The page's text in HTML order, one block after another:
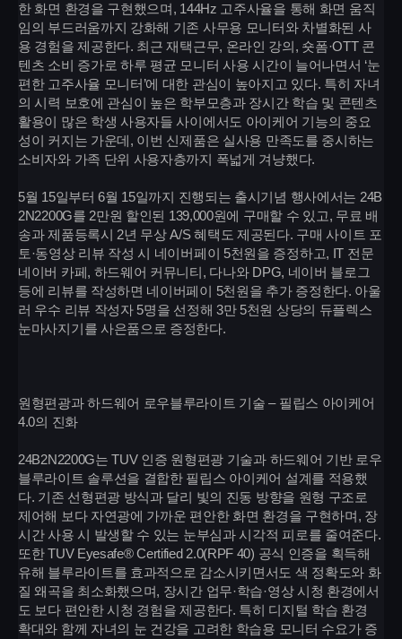
한 화면 환경을 구현했으며, 144Hz 고주사율을 통해 화면 움직
임의 부드러움까지 강화해 기존 사무용 모니터와 차별화된 사
용 경험을 제공한다. 최근 재택근무, 온라인 강의, 숏폼·OTT 콘
텐츠 소비 증가로 하루 평균 모니터 사용 시간이 늘어나면서 ‘눈
편한 고주사율 모니터’에 대한 관심이 높아지고 있다. 특히 자녀
의 시력 보호에 관심이 높은 학부모층과 장시간 학습 및 콘텐츠
활용이 많은 학생 사용자들 사이에서도 아이케어 기능의 중요
성이 커지는 가운데, 이번 신제품은 실사용 만족도를 중시하는
소비자와 가족 단위 사용자층까지 폭넓게 겨냥했다.
5월 15일부터 6월 15일까지 진행되는 출시기념 행사에서는 24B
2N2200G를 2만원 할인된 139,000원에 구매할 수 있고, 무료 배
송과 제품등록시 2년 무상 A/S 혜택도 제공된다. 구매 사이트 포
토·동영상 리뷰 작성 시 네이버페이 5천원을 증정하고, IT 전문
네이버 카페, 하드웨어 커뮤니티, 다나와 DPG, 네이버 블로그
등에 리뷰를 작성하면 네이버페이 5천원을 추가 증정한다. 아울
러 우수 리뷰 작성자 5명을 선정해 3만 5천원 상당의 듀플렉스
눈마사지기를 사은품으로 증정한다.
원형편광과 하드웨어 로우블루라이트 기술 – 필립스 아이케어
4.0의 진화
24B2N2200G는 TUV 인증 원형편광 기술과 하드웨어 기반 로우
블루라이트 솔루션을 결합한 필립스 아이케어 설계를 적용했
다. 기존 선형편광 방식과 달리 빛의 진동 방향을 원형 구조로
제어해 보다 자연광에 가까운 편안한 화면 환경을 구현하며, 장
시간 사용 시 발생할 수 있는 눈부심과 시각적 피로를 줄여준다.
또한 TUV Eyesafe® Certified 2.0(RPF 40) 공식 인증을 획득해
유해 블루라이트를 효과적으로 감소시키면서도 색 정확도와 화
질 왜곡을 최소화했으며, 장시간 업무·학습·영상 시청 환경에서
도 보다 편안한 시청 경험을 제공한다. 특히 디지털 학습 환경
확대와 함께 자녀의 눈 건강을 고려한 학습용 모니터 수요가 증